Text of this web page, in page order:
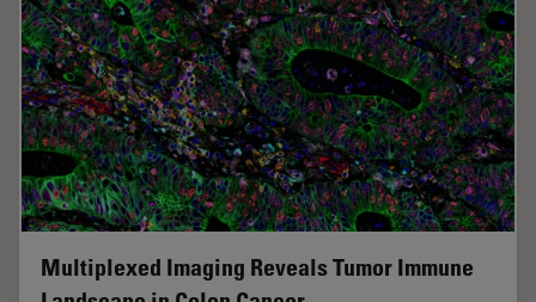
Multiplexed Imaging Reveals Tumor Immune